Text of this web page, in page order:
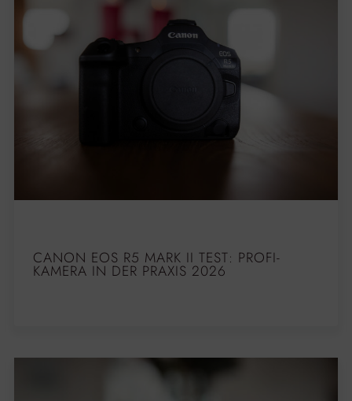
CANON EOS R5 MARK II TEST: PROFI-
KAMERA IN DER PRAXIS 2026